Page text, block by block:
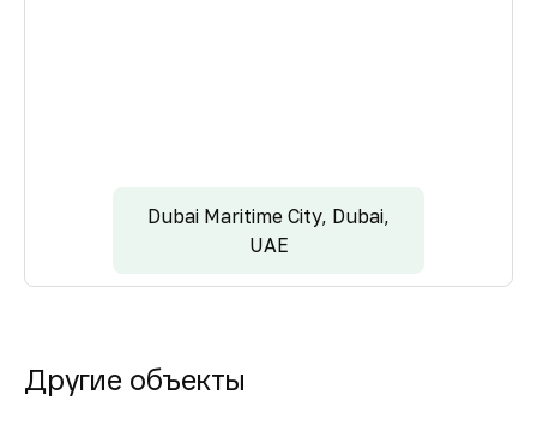
Dubai Maritime City, Dubai,
UAE
Другие объекты